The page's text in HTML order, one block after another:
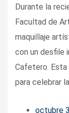
Durante la
Facultad de
maquillaje
con un desfile
Cafetero. Esta
para celebrar
octubre